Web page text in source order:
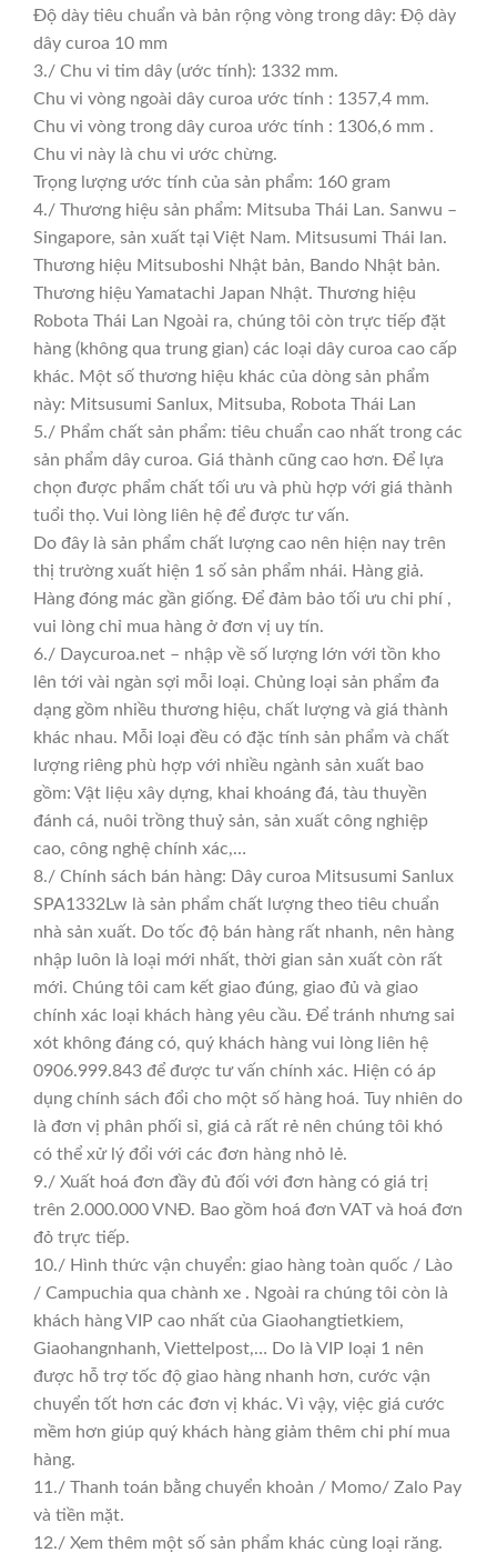
Độ dày tiêu chuẩn và bản rộng vòng trong dây: Độ dày
dây curoa 10 mm
3./ Chu vi tim dây (ước tính): 1332 mm.
Chu vi vòng ngoài dây curoa ước tính : 1357,4 mm.
Chu vi vòng trong dây curoa ước tính : 1306,6 mm .
Chu vi này là chu vi ước chừng.
Trọng lượng ước tính của sản phẩm: 160 gram
4./ Thương hiệu sản phẩm: Mitsuba Thái Lan. Sanwu –
Singapore, sản xuất tại Việt Nam. Mitsusumi Thái lan.
Thương hiệu Mitsuboshi Nhật bản, Bando Nhật bản.
Thương hiệu Yamatachi Japan Nhật. Thương hiệu
Robota Thái Lan Ngoài ra, chúng tôi còn trực tiếp đặt
hàng (không qua trung gian) các loại dây curoa cao cấp
khác. Một số thương hiệu khác của dòng sản phẩm
này: Mitsusumi Sanlux, Mitsuba, Robota Thái Lan
5./ Phẩm chất sản phẩm: tiêu chuẩn cao nhất trong các
sản phẩm dây curoa. Giá thành cũng cao hơn. Để lựa
chọn được phẩm chất tối ưu và phù hợp với giá thành
tuổi thọ. Vui lòng liên hệ để được tư vấn.
Do đây là sản phẩm chất lượng cao nên hiện nay trên
thị trường xuất hiện 1 số sản phẩm nhái. Hàng giả.
Hàng đóng mác gần giống. Để đảm bảo tối ưu chi phí ,
vui lòng chỉ mua hàng ở đơn vị uy tín.
6./ Daycuroa.net – nhập về số lượng lớn với tồn kho
lên tới vài ngàn sợi mỗi loại. Chủng loại sản phẩm đa
dạng gồm nhiều thương hiệu, chất lượng và giá thành
khác nhau. Mỗi loại đều có đặc tính sản phẩm và chất
lượng riêng phù hợp với nhiều ngành sản xuất bao
gồm: Vật liệu xây dựng, khai khoáng đá, tàu thuyền
đánh cá, nuôi trồng thuỷ sản, sản xuất công nghiệp
cao, công nghệ chính xác,…
8./ Chính sách bán hàng: Dây curoa Mitsusumi Sanlux
SPA1332Lw là sản phẩm chất lượng theo tiêu chuẩn
nhà sản xuất. Do tốc độ bán hàng rất nhanh, nên hàng
nhập luôn là loại mới nhất, thời gian sản xuất còn rất
mới. Chúng tôi cam kết giao đúng, giao đủ và giao
chính xác loại khách hàng yêu cầu. Để tránh nhưng sai
xót không đáng có, quý khách hàng vui lòng liên hệ
0906.999.843 để được tư vấn chính xác. Hiện có áp
dụng chính sách đổi cho một số hàng hoá. Tuy nhiên do
là đơn vị phân phối sỉ, giá cả rất rẻ nên chúng tôi khó
có thể xử lý đổi với các đơn hàng nhỏ lẻ.
9./ Xuất hoá đơn đầy đủ đối với đơn hàng có giá trị
trên 2.000.000 VNĐ. Bao gồm hoá đơn VAT và hoá đơn
đỏ trực tiếp.
10./ Hình thức vận chuyển: giao hàng toàn quốc / Lào
/ Campuchia qua chành xe . Ngoài ra chúng tôi còn là
khách hàng VIP cao nhất của Giaohangtietkiem,
Giaohangnhanh, Viettelpost,… Do là VIP loại 1 nên
được hỗ trợ tốc độ giao hàng nhanh hơn, cước vận
chuyển tốt hơn các đơn vị khác. Vì vậy, việc giá cước
mềm hơn giúp quý khách hàng giảm thêm chi phí mua
hàng.
11./ Thanh toán bằng chuyển khoản / Momo/ Zalo Pay
và tiền mặt.
12./ Xem thêm một số sản phẩm khác cùng loại răng.